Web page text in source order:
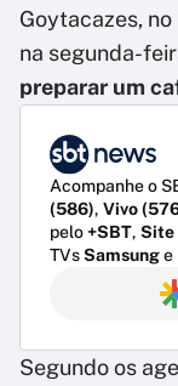
Goytacazes, no
na segunda-
preparar um
Acompanhe o
(586), Vivo
pelo+SBT, Site
TVsSamsunge
Segundo os